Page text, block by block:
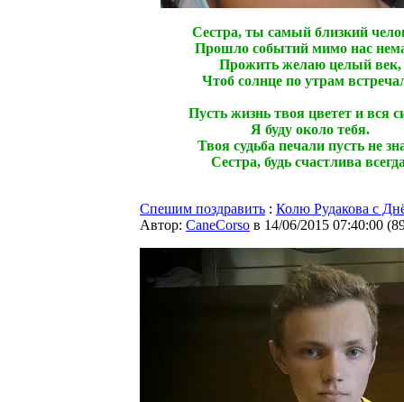
Сестра, ты самый близкий
Прошло событий мимо нас
Прожить желаю целый век,
Чтоб солнце по утрам
Пусть жизнь твоя цветет и вся
Я буду около тебя.
Твоя судьба печали пусть не
Сестра, будь счастлива
Спешим поздравить : Колю Рудакова c
Автор: CaneCorso в 14/06/2015 07:40:00 (